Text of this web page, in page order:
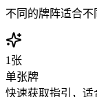
不同的牌阵适合
1 张
单张牌
快速获取指引，适